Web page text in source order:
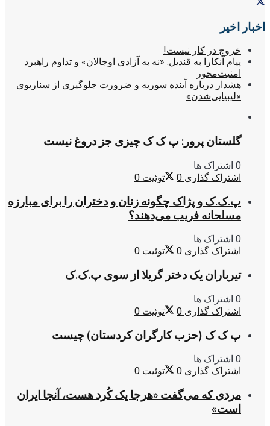
اخبار اخیر
خروج در کار نیست!
پیام آنکارا به قندیل: «نه به آزادی اوجالان» و تداوم راهبرد
امنیت‌محور
هشدار درباره آینده سوریه و ضرورت جلوگیری از سناریوی
«لیبیایی‌شدن»
گلستان پرور: پ ک ک چیزی جز دروغ نیست
0 اشتراک ها
اشتراک گذاری 0 توئیت 0
پ.ک.ک و پژاک چگونه زنان و دختران را برای مبارزه
مسلحانه فریب می‌دهند؟
0 اشتراک ها
اشتراک گذاری 0 توئیت 0
تیرباران یک دختر گریلا از سوی پ.ک.ک
0 اشتراک ها
اشتراک گذاری 0 توئیت 0
پ ک ک (حزب کارگران کردستان) چیست
0 اشتراک ها
اشتراک گذاری 0 توئیت 0
مردی که می‌گفت «هرجا یک کُرد هست، آنجا ایران
است»